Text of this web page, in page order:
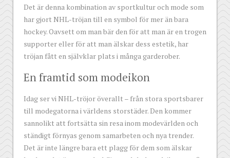
Det är denna kombination av sportkultur och mode som
har gjort NHL-tröjan till en symbol för mer än bara
hockey. Oavsett om man bär den för att man är en trogen
supporter eller för att man älskar dess estetik, har
tröjan fått en självklar plats i många garderober.
En framtid som modeikon
Idag ser vi NHL-tröjor överallt – från stora sportsbarer
till modegatorna i världens storstäder. Den kommer
sannolikt att fortsätta sin resa inom modevärlden och
ständigt förnyas genom samarbeten och nya trender.
Det är inte längre bara ett plagg för dem som älskar